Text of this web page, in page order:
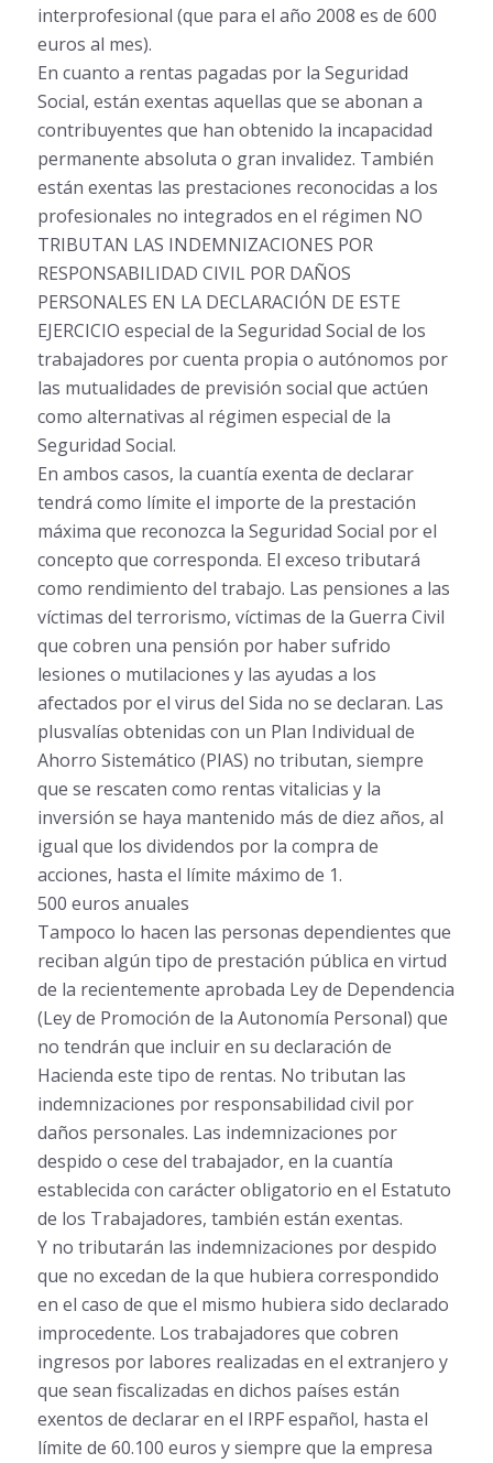
interprofesional (que para el año 2008 es de 600
euros al mes).
En cuanto a rentas pagadas por la Seguridad
Social, están exentas aquellas que se abonan a
contribuyentes que han obtenido la incapacidad
permanente absoluta o gran invalidez. También
están exentas las prestaciones reconocidas a los
profesionales no integrados en el régimen NO
TRIBUTAN LAS INDEMNIZACIONES POR
RESPONSABILIDAD CIVIL POR DAÑOS
PERSONALES EN LA DECLARACIÓN DE ESTE
EJERCICIO especial de la Seguridad Social de los
trabajadores por cuenta propia o autónomos por
las mutualidades de previsión social que actúen
como alternativas al régimen especial de la
Seguridad Social.
En ambos casos, la cuantía exenta de declarar
tendrá como límite el importe de la prestación
máxima que reconozca la Seguridad Social por el
concepto que corresponda. El exceso tributará
como rendimiento del trabajo. Las pensiones a las
víctimas del terrorismo, víctimas de la Guerra Civil
que cobren una pensión por haber sufrido
lesiones o mutilaciones y las ayudas a los
afectados por el virus del Sida no se declaran. Las
plusvalías obtenidas con un Plan Individual de
Ahorro Sistemático (PIAS) no tributan, siempre
que se rescaten como rentas vitalicias y la
inversión se haya mantenido más de diez años, al
igual que los dividendos por la compra de
acciones, hasta el límite máximo de 1.
500 euros anuales
Tampoco lo hacen las personas dependientes que
reciban algún tipo de prestación pública en virtud
de la recientemente aprobada Ley de Dependencia
(Ley de Promoción de la Autonomía Personal) que
no tendrán que incluir en su declaración de
Hacienda este tipo de rentas. No tributan las
indemnizaciones por responsabilidad civil por
daños personales. Las indemnizaciones por
despido o cese del trabajador, en la cuantía
establecida con carácter obligatorio en el Estatuto
de los Trabajadores, también están exentas.
Y no tributarán las indemnizaciones por despido
que no excedan de la que hubiera correspondido
en el caso de que el mismo hubiera sido declarado
improcedente. Los trabajadores que cobren
ingresos por labores realizadas en el extranjero y
que sean fiscalizadas en dichos países están
exentos de declarar en el IRPF español, hasta el
límite de 60.100 euros y siempre que la empresa